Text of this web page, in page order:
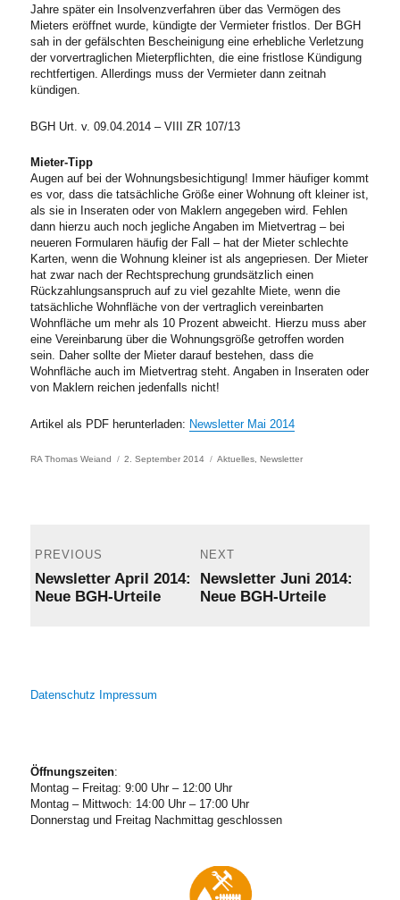
Jahre später ein Insolvenzverfahren über das Vermögen des
Mieters eröffnet wurde, kündigte der Vermieter fristlos. Der BGH
sah in der gefälschten Bescheinigung eine erhebliche Verletzung
der vorvertraglichen Mieterpflichten, die eine fristlose Kündigung
rechtfertigen. Allerdings muss der Vermieter dann zeitnah
kündigen.
BGH Urt. v. 09.04.2014 – VIII ZR 107/13
Mieter-Tipp
Augen auf bei der Wohnungsbesichtigung! Immer häufiger kommt
es vor, dass die tatsächliche Größe einer Wohnung oft kleiner ist,
als sie in Inseraten oder von Maklern angegeben wird. Fehlen
dann hierzu auch noch jegliche Angaben im Mietvertrag – bei
neueren Formularen häufig der Fall – hat der Mieter schlechte
Karten, wenn die Wohnung kleiner ist als angepriesen. Der Mieter
hat zwar nach der Rechtsprechung grundsätzlich einen
Rückzahlungsanspruch auf zu viel gezahlte Miete, wenn die
tatsächliche Wohnfläche von der vertraglich vereinbarten
Wohnfläche um mehr als 10 Prozent abweicht. Hierzu muss aber
eine Vereinbarung über die Wohnungsgröße getroffen worden
sein. Daher sollte der Mieter darauf bestehen, dass die
Wohnfläche auch im Mietvertrag steht. Angaben in Inseraten oder
von Maklern reichen jedenfalls nicht!
Artikel als PDF herunterladen: Newsletter Mai 2014
Author
RA Thomas Weiand
Posted
2. September 2014 Categories
Aktuelles, Newsletter
navigation
PREVIOUS
Previous
post:
Newsletter April 2014:
Neue BGH-Urteile
NEXT
Next
post:
Newsletter Juni 2014:
Neue BGH-Urteile
Datenschutz Impressum
Öffnungszeiten:
Montag – Freitag: 9:00 Uhr – 12:00 Uhr
Montag – Mittwoch: 14:00 Uhr – 17:00 Uhr
Donnerstag und Freitag Nachmittag geschlossen